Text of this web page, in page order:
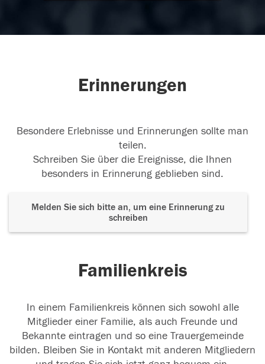
Erinnerungen
Besondere Erlebnisse und Erinnerungen sollte man
teilen.
Schreiben Sie über die Ereignisse, die Ihnen
besonders in Erinnerung geblieben sind.
Melden Sie sich bitte an, um eine Erinnerung zu
schreiben
Familienkreis
In einem Familienkreis können sich sowohl alle
Mitglieder einer Familie, als auch Freunde und
Bekannte eintragen und so eine Trauergemeinde
bilden. Bleiben Sie in Kontakt mit anderen Mitgliedern